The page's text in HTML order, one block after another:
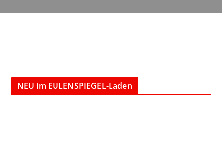
NEU im EULENSPIEGEL-Laden